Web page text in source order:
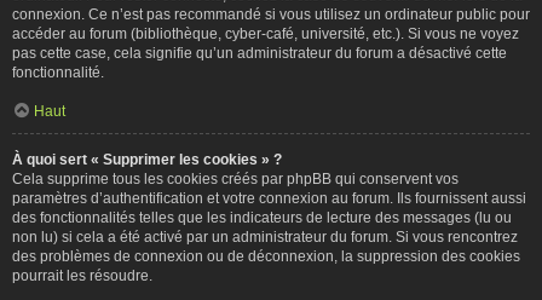
connexion. Ce n’est pas recommandé si vous utilisez un ordinateur public pour
accéder au forum (bibliothèque, cyber-café, université, etc.). Si vous ne voyez
pas cette case, cela signifie qu’un administrateur du forum a désactivé cette
fonctionnalité.
Haut
À quoi sert « Supprimer les cookies » ?
Cela supprime tous les cookies créés par phpBB qui conservent vos
paramètres d’authentification et votre connexion au forum. Ils fournissent aussi
des fonctionnalités telles que les indicateurs de lecture des messages (lu ou
non lu) si cela a été activé par un administrateur du forum. Si vous rencontrez
des problèmes de connexion ou de déconnexion, la suppression des cookies
pourrait les résoudre.